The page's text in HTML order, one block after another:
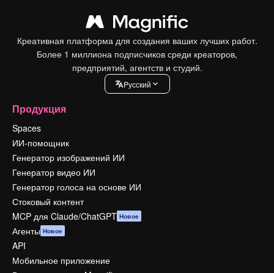
Креативная платформа для создания ваших лучших работ.
Более 1 миллиона подписчиков среди креаторов,
предприятий, агентств и студий.
Pусский
Продукция
Spaces
ИИ-помощник
Генератор изображений ИИ
Генератор видео ИИ
Генератор голоса на основе ИИ
Стоковый контент
MCP для Claude/ChatGPT Новое
Агенты Новое
API
Мобильное приложение